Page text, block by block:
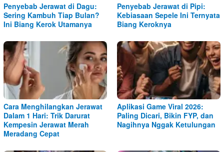
Penyebab Jerawat di Dagu:
Sering Kambuh Tiap Bulan?
Ini Biang Kerok Utamanya
Penyebab Jerawat di Pipi:
Kebiasaan Sepele Ini Ternyata
Biang Keroknya
Cara Menghilangkan Jerawat
Dalam 1 Hari: Trik Darurat
Kempesin Jerawat Merah
Meradang Cepat
Aplikasi Game Viral 2026:
Paling Dicari, Bikin FYP, dan
Nagihnya Nggak Ketulungan